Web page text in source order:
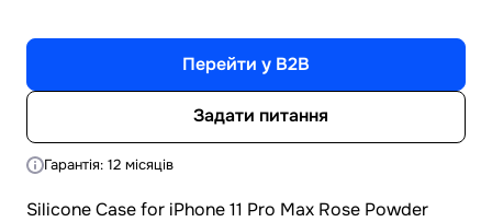
Перейти у B2B
Задати питання
Гарантія: 12 місяців
Silicone Case for iPhone 11 Pro Max Rose Powder